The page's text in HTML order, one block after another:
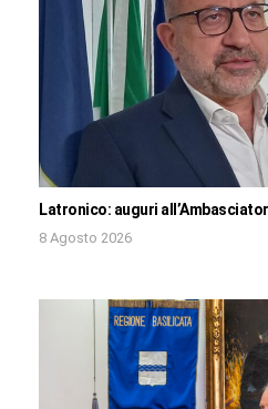
Latronico: auguri
8 Agosto 2026